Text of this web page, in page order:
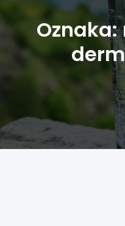
Oznaka: